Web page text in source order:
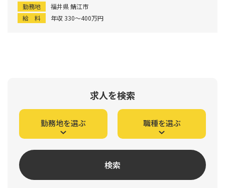
勤務地
福井県 鯖江市
給 料
年収 330〜400万円
求人を検索
勤務地を選ぶ 職種を選ぶ
検索